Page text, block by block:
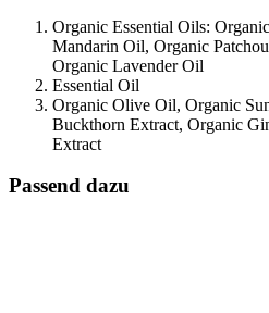
Organic Essential Oils:
Mandarin Oil, Organic
Organic Lavender Oil
Essential Oil
Organic Olive Oil, Organic
Buckthorn Extract, Organic
Extract
Passend dazu